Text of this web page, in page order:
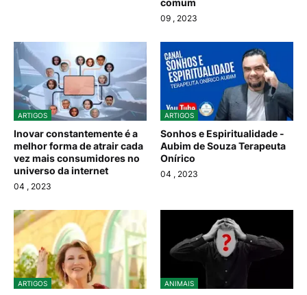
comum
09 , 2023
ARTIGOS
Inovar constantemente é a
melhor forma de atrair cada
vez mais consumidores no
universo da internet
04 , 2023
ARTIGOS
Sonhos e Espiritualidade -
Aubim de Souza Terapeuta
Onírico
04 , 2023
ARTIGOS ANIMAIS